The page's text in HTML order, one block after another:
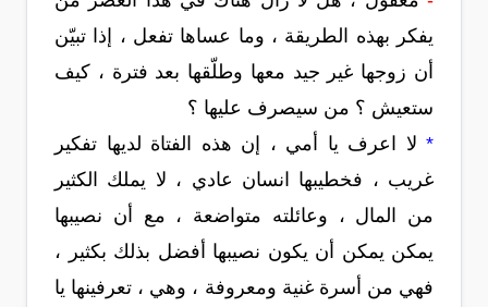
يفكر بهذه الطريقة ، وما عساها تفعل ، إذا تبيّن
أن زوجها غير جيد معها وطلّقها بعد فترة ، كيف
ستعيش ؟ من سيصرف عليها ؟
* لا اعرف يا أمي ، إن هذه الفتاة لديها تفكير
غريب ، فخطيبها انسان عادي ، لا يملك الكثير
من المال ، وعائلته متواضعة ، مع أن نصيبها
يمكن يمكن أن يكون نصيبها أفضل بذلك بكثير ،
فهي من أسرة غنية ومعروفة ، وهي ، تعرفينها يا